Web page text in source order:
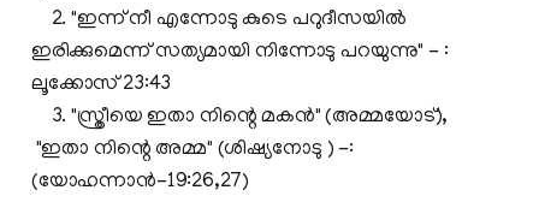
2. "ഇന്ന് നീ എന്നോടു കുടെ പറുദീസയില്‍
ഇരിക്കുമെന്ന് സത്യമായി നിന്നോടു പറയുന്നു" - :
ലൂക്കോസ് 23:43
3. "സ്ത്രീയെ ഇതാ നിന്റെ മകന്‍" (അമ്മയോട്),
"ഇതാ നിന്റെ അമ്മ" (ശിഷ്യനോടു ) -:
(യോഹന്നാന്‍-19:26,27)